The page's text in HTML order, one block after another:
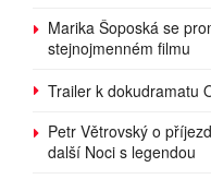
Marika Šoposká se
stejnojmenném filmu
Trailer k dokudramatu
Petr Větrovský o
další Noci s legendou